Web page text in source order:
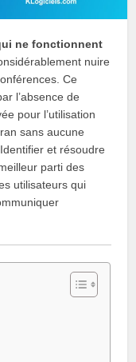
ne fonctionnent
nuire
Ce
l’absence de
pour l’utilisation
sans aucune
et résoudre
parti des
utilisateurs qui